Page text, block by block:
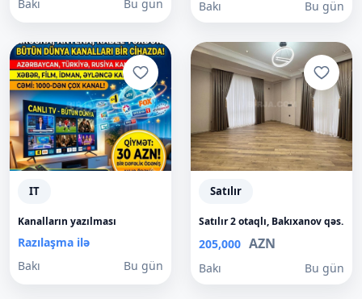
Bakı
Bu gün Bakı Bu gün
IT
Kanalların yazılması
Razılaşma ilə
Bakı
Bu gün
Satılır
Satılır 2 otaqlı, Bakıxanov qəs.
205,000 AZN
Bakı Bu gün